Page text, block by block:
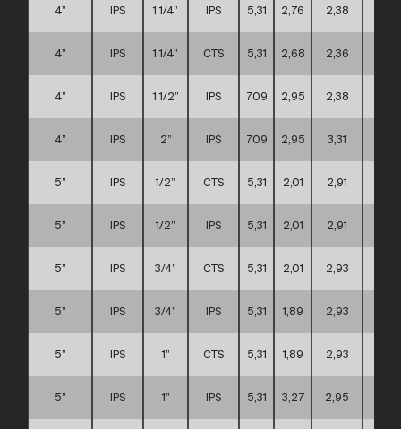
4” IPS 1 1/4” IPS 5,31 2,76 2,38
4” IPS 1 1/4” CTS 5,31 2,68 2,36
4” IPS 1 1/2” IPS 7,09 2,95 2,38
4” IPS 2” IPS 7,09 2,95 3,31
5” IPS 1/2” CTS 5,31 2,01 2,91
5” IPS 1/2” IPS 5,31 2,01 2,91
5” IPS 3/4” CTS 5,31 2,01 2,93
5” IPS 3/4” IPS 5,31 1,89 2,93
5” IPS 1” CTS 5,31 1,89 2,93
5” IPS 1” IPS 5,31 3,27 2,95